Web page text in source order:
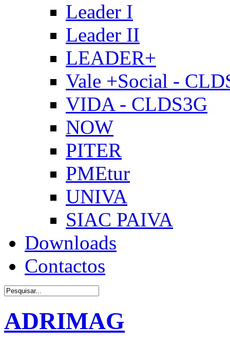
Leader I
Leader II
LEADER+
Vale +Social -
VIDA - CLDS3G
NOW
PITER
PMEtur
UNIVA
SIAC PAIVA
Downloads
Contactos
ADRIMAG